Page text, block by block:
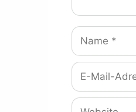
Name
E-
Mail-
Adresse
Website